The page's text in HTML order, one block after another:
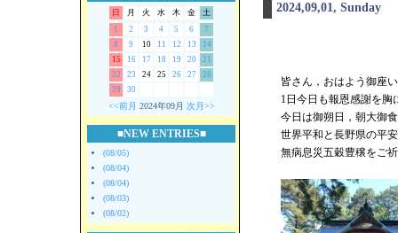
日 月 火 水 木 金
土
1
2 3 4 5 6
7
8
9 10 11 12 13
14
15
16 17 18 19 20
21
22
23 24 25 26 27
28
29
30
<<前月 2024年09月 次月>>
■NEW ENTRIES■
(08/05)
(08/04)
(08/04)
(08/03)
(08/02)
2024,09,01, Sunday
皆さん，おはよう御座
1日今日も報恩感謝を胸
今日は御朔日，朝大御
世界平和と長野県の平
無病息災五穀豊穣をご